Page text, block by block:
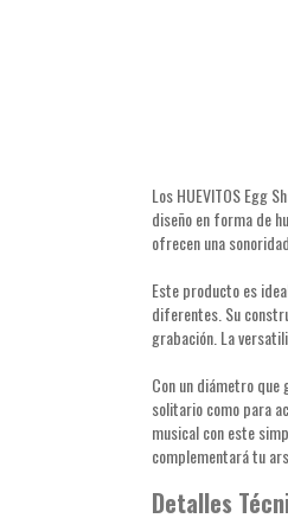
Los HUEVITOS Egg
diseño en forma de
ofrecen una
Este producto es
diferentes. Su
grabación. La
Con un diámetro que
solitario como para
musical con este
complementará tu
Detalles